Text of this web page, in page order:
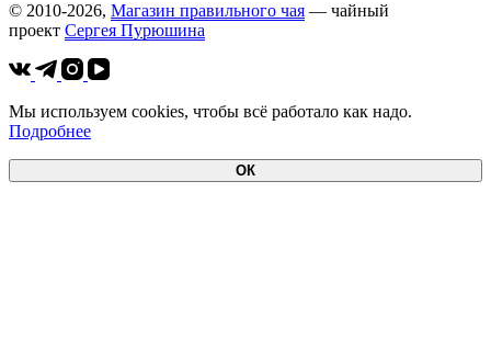
© 2010-2026, Магазин правильного чая — чайный
проект Cергея Пурюшина
Мы используем cookies, чтобы всё работало как надо.
Подробнее
ОК